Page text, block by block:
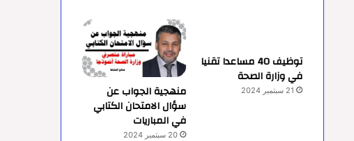
توظيف 40 مساعدا تقنيا
في وزارة الصحة
21 سبتمبر 2024
منهجية الجواب عن
سؤال الامتحان الكتابي
في المباريات
20 سبتمبر 2024